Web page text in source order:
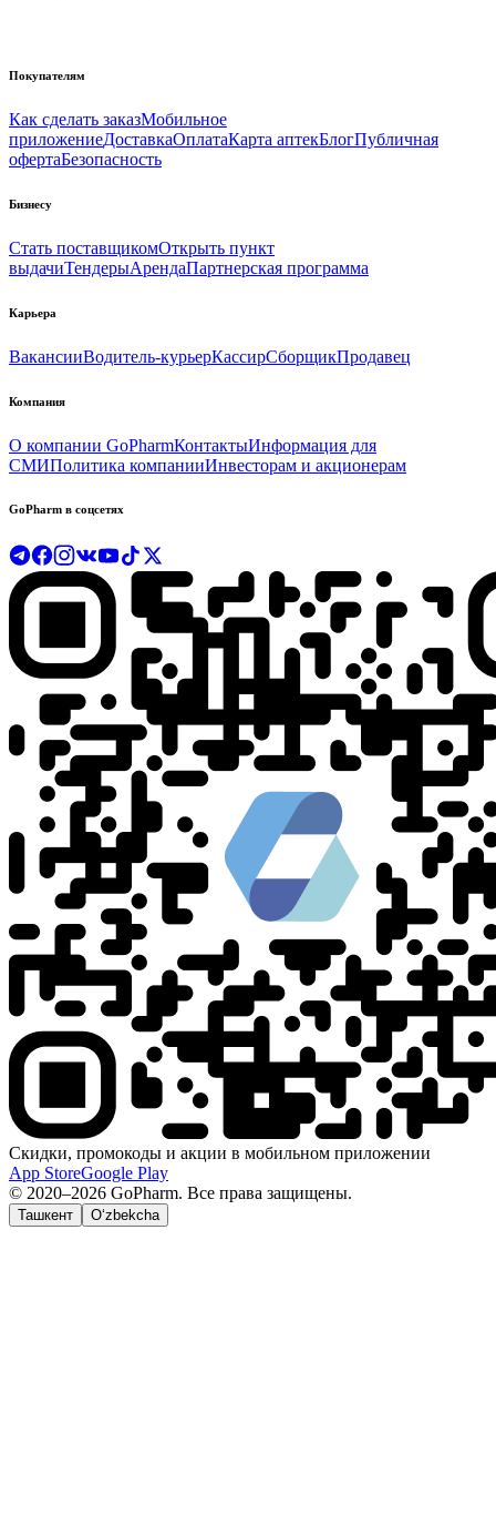
Покупателям
Как сделать заказМобильное
приложениеДоставкаОплатаКарта аптекБлогПубличная
офертаБезопасность
Бизнесу
Стать поставщикомОткрыть пункт
выдачиТендерыАрендаПартнерская программа
Карьера
ВакансииВодитель-курьерКассирСборщикПродавец
Компания
О компании GoPharmКонтактыИнформация для
СМИПолитика компанииИнвесторам и акционерам
GoPharm в соцсетях
Скидки, промокоды и акции в мобильном приложении
App StoreGoogle Play
© 2020–2026 GoPharm. Все права защищены.
Ташкент O‘zbekcha